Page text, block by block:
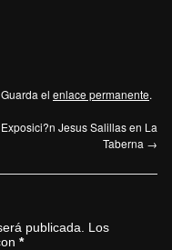
el enlace permanente.
Exposici?n Jesus Salillas en La
Taberna →
publicada.
Los
*